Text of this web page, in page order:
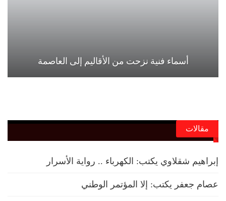
أسماء فنية نزحت من الأقاليم إلى العاصمة
مقالات
إبراهيم شقلاوي يكتب: الكهرباء .. رواية الأسرار
عصام جعفر يكتب: إلا المؤتمر الوطني